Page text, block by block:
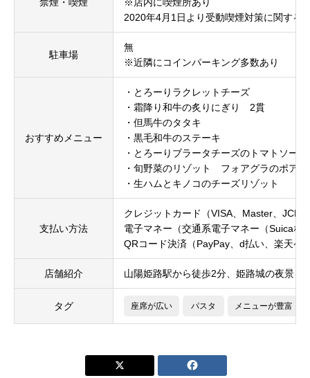
禁煙・喫煙
※店内に喫煙所あり
2020年4月1日より受動喫煙対策に関する
駐車場
無
※近隣にコインパーキング多数あり
おすすめメニュー
・とろーりラクレットチーズ
・霜降り和牛の炙りにぎり 2貫
・但馬牛のタタキ
・黒毛和牛のステーキ
・とろーりブラータチーズのトマトソー
・旬野菜のリゾット フォアグラのポアレ
・生ハムとキノコのチーズリゾット
支払い方法
クレジットカード（VISA、Master、JCB
電子マネー（交通系電子マネー（Suicaな
QRコード決済（PayPay、d払い、楽天ペ
店舗紹介 山陽姫路駅から徒歩2分、姫路城の夜景
タグ 座席が広い パスタ メニューが豊富
 